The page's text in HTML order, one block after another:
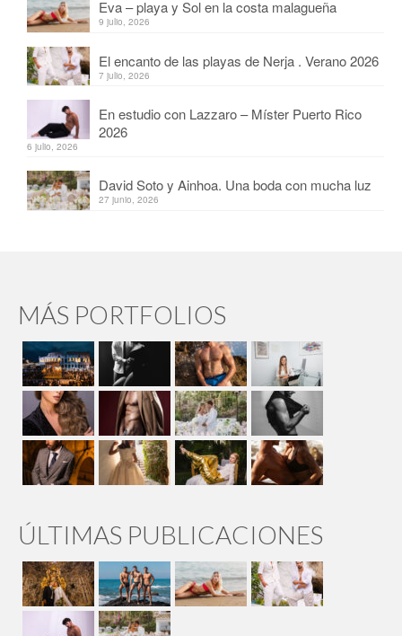
Eva – playa y Sol en la costa malagueña
9 julio, 2026
El encanto de las playas de Nerja . Verano 2026
7 julio, 2026
En estudio con Lazzaro – Míster Puerto Rico
2026
6 julio, 2026
David Soto y Ainhoa. Una boda con mucha luz
27 junio, 2026
MÁS PORTFOLIOS
ÚLTIMAS PUBLICACIONES